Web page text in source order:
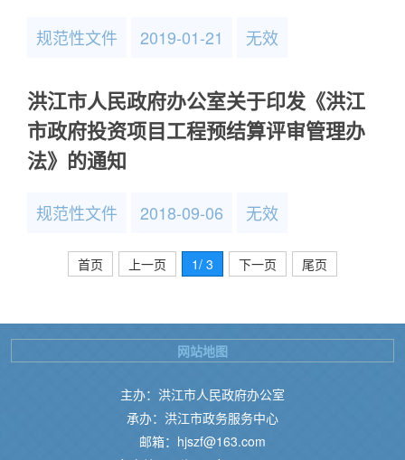
规范性文件 2019-01-21 无效
洪江市人民政府办公室关于印发《洪江
市政府投资项目工程预结算评审管理办
法》的通知
规范性文件 2018-09-06 无效
首页 上一页 1/ 3 下一页 尾页
主办：洪江市人民政府办公室
承办：洪江市政务服务中心
邮箱：hjszf@163.com
网站地图